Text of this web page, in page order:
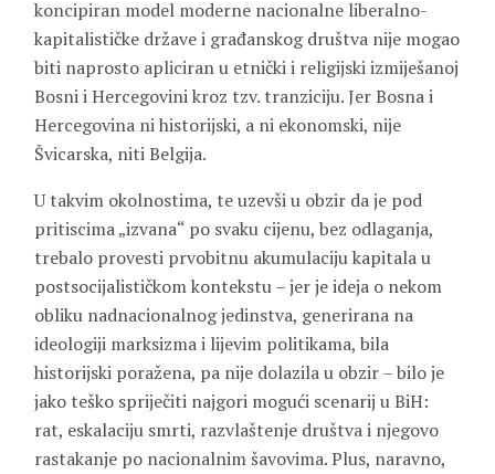
koncipiran model moderne nacionalne liberalno-
kapitalističke države i građanskog društva nije mogao
biti naprosto apliciran u etnički i religijski izmiješanoj
Bosni i Hercegovini kroz tzv. tranziciju. Jer Bosna i
Hercegovina ni historijski, a ni ekonomski, nije
Švicarska, niti Belgija.
U takvim okolnostima, te uzevši u obzir da je pod
pritiscima „izvana“ po svaku cijenu, bez odlaganja,
trebalo provesti prvobitnu akumulaciju kapitala u
postsocijalističkom kontekstu – jer je ideja o nekom
obliku nadnacionalnog jedinstva, generirana na
ideologiji marksizma i lijevim politikama, bila
historijski poražena, pa nije dolazila u obzir – bilo je
jako teško spriječiti najgori mogući scenarij u BiH:
rat, eskalaciju smrti, razvlaštenje društva i njegovo
rastakanje po nacionalnim šavovima. Plus, naravno,